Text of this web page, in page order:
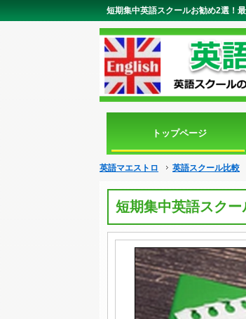
トップページ
英語マエストロ 英語スクール比較
短期集中英語スク